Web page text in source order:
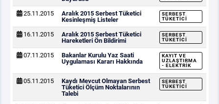
25.11.2015
Aralık 2015 Serbest Tüketici
Kesinleşmiş Listeler
SERBEST
TÜKETICI
16.11.2015
Aralık 2015 Serbest Tüketici
Hareketleri Ön Bildirimi
SERBEST
TÜKETICI
07.11.2015
Bakanlar Kurulu Yaz Saati
Uygulaması Kararı Hakkında
KAYIT VE
UZLAŞTIRMA
- ELEKTRIK
05.11.2015
Kaydı Mevcut Olmayan Serbest
Tüketici Ölçüm Noktalarının
Talebi
SERBEST
TÜKETICI